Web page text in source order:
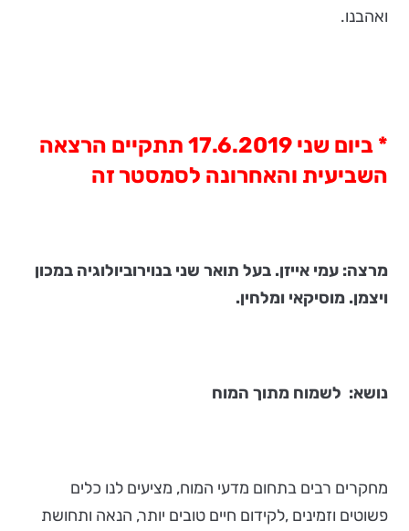
ואהבנו.
* ביום שני 17.6.2019 תתקיים הרצאה
השביעית והאחרונה לסמסטר זה
מרצה: עמי אייזן. בעל תואר שני בנוירוביולוגיה במכון
ויצמן. מוסיקאי ומלחין.
נושא: לשמוח מתוך המוח
מחקרים רבים בתחום מדעי המוח, מציעים לנו כלים
פשוטים וזמינים ,לקידום חיים טובים יותר, הנאה ותחושת